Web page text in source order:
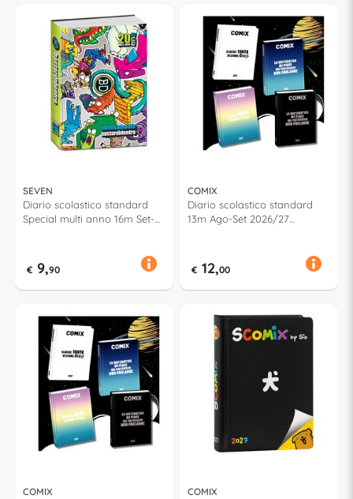
SEVEN
Diario scolastico standard
Special multi anno 16m Set-
€ 9,90
COMIX
Diario scolastico standard
13m Ago-Set 2026/27
€ 12,00
COMIX COMIX